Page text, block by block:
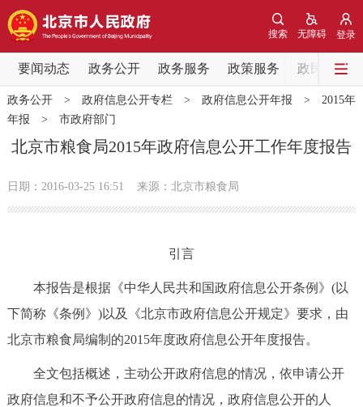
登录
无障碍
搜索
要闻动态 政务公开 政务服务 政策服务 政民互动
要闻动态
党中央精神 国务院信息 中央部委动态
北京要闻 会议信息 部门动态
各区热点
市领导 机构职能 政策服务
政策兑现 政策解读 回应关切
决策公开 专题公开
政务公开> 政府信息公开专栏> 政府信息公开年报 > 2015年
年报 > 市政府部门
北京市粮食局2015年政府信息公开工作年度报告
日期：2016-03-25 16:51 来源：北京市粮食局
引言
本报告是根据《中华人民共和国政府信息公开条例》(以
下简称《条例》)以及《北京市政府信息公开规定》要求，由
北京市粮食局编制的2015年度政府信息公开年度报告。
全文包括概述，主动公开政府信息的情况，依申请公开
政府信息和不予公开政府信息的情况，政府信息公开的人